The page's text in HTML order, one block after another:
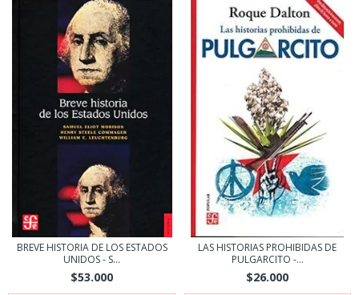
BREVE HISTORIA DE LOS ESTADOS
UNIDOS - S...
$53.000
LAS HISTORIAS PROHIBIDAS DE
PULGARCITO -...
$26.000